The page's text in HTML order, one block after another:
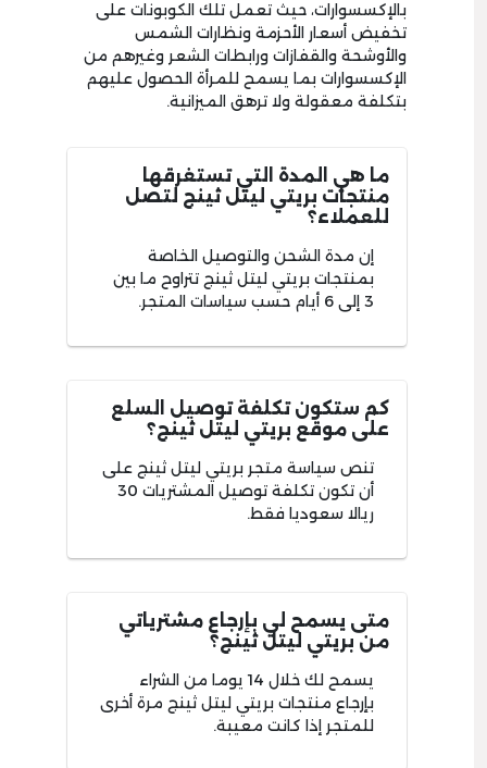
بالإكسسوارات، حيث تعمل تلك الكوبونات على
تخفيض أسعار الأحزمة ونظارات الشمس
والأوشحة والقفازات ورابطات الشعر وغيرهم من
الإكسسوارات بما يسمح للمرأة الحصول عليهم
بتكلفة معقولة ولا ترهق الميزانية.
ما هي المدة التي تستغرقها
منتجات بريتي ليتل ثينج لتصل
للعملاء؟
إن مدة الشحن والتوصيل الخاصة
بمنتجات بريتي ليتل ثينج تتراوح ما بين
3 إلى 6 أيام حسب سياسات المتجر.
كم ستكون تكلفة توصيل السلع
على موقع بريتي ليتل ثينج؟
تنص سياسة متجر بريتي ليتل ثينج على
أن تكون تكلفة توصيل المشتريات 30
ريالا سعوديا فقط.
متى يسمح لي بإرجاع مشترياتي
من بريتي ليتل ثينج؟
يسمح لك خلال 14 يوما من الشراء
بإرجاع منتجات بريتي ليتل ثينج مرة أخرى
للمتجر إذا كانت معيبة.